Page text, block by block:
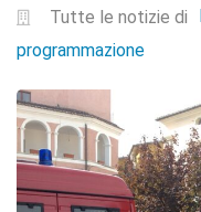
Tutte le notizie di
programmazione